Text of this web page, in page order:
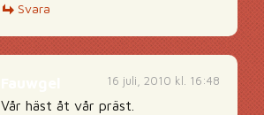
Svara
16 juli, 2010 kl. 16:48
Vår häst åt vår präst.